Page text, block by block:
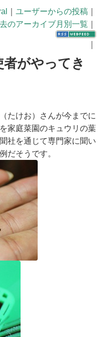
ユーザーからの投稿
のアーカイブ月別一覧
がやってき
たけお）さんが今までに
家庭菜園のキュウリの葉
社を通じて専門家に聞い
だそうです。